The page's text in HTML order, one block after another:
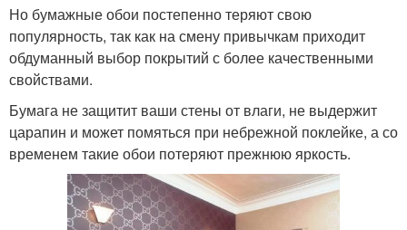
Но бумажные обои постепенно теряют свою
популярность, так как на смену привычкам приходит
обдуманный выбор покрытий с более качественными
свойствами.
Бумага не защитит ваши стены от влаги, не выдержит
царапин и может помяться при небрежной поклейке, а со
временем такие обои потеряют прежнюю яркость.